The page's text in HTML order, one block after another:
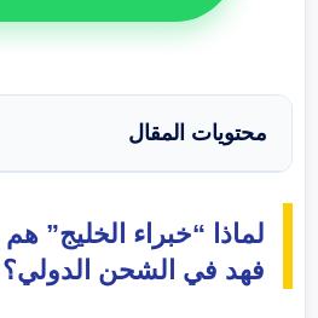
محتويات المقال
لماذا “خبراء الخليج”
فهد في الشحن